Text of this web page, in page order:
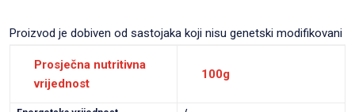
Proizvod je dobiven od sastojaka koji nisu genetski modifikovani
Prosječna nutritivna
vrijednost
100g